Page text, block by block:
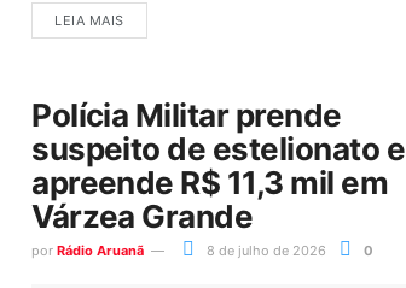
LEIA MAIS
Polícia Militar prende
suspeito de estelionato e
apreende R$ 11,3 mil em
Várzea Grande
por Rádio Aruanã 8 de julho de 2026 0